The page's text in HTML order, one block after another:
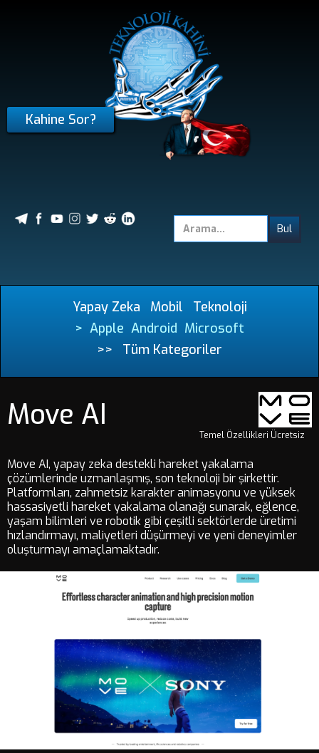
Kahine Sor?
Yapay Zeka Mobil
Teknoloji
> Apple Android Microsoft
>>
Tüm Kategoriler
Move AI
Temel Özellikleri Ücretsiz
Move AI, yapay zeka destekli hareket yakalama
çözümlerinde uzmanlaşmış, son teknoloji bir şirkettir.
Platformları, zahmetsiz karakter animasyonu ve yüksek
hassasiyetli hareket yakalama olanağı sunarak, eğlence,
yaşam bilimleri ve robotik gibi çeşitli sektörlerde üretimi
hızlandırmayı, maliyetleri düşürmeyi ve yeni deneyimler
oluşturmayı amaçlamaktadır.